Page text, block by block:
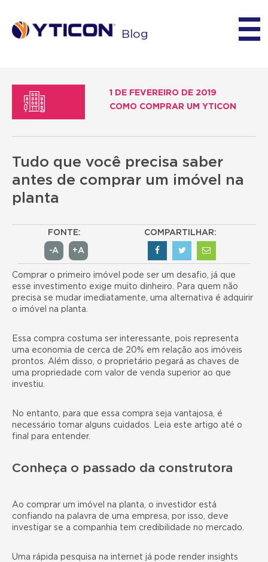
Blog
1 DE FEVEREIRO DE 2019
COMO COMPRAR UM YTICON
Tudo que você precisa saber
antes de comprar um imóvel na
planta
FONTE:
-A +A
COMPARTILHAR:
Comprar o primeiro imóvel pode ser um desafio, já que
esse investimento exige muito dinheiro. Para quem não
precisa se mudar imediatamente, uma alternativa é adquirir
o imóvel na planta.
Essa compra costuma ser interessante, pois representa
uma economia de cerca de 20% em relação aos imóveis
prontos. Além disso, o proprietário pegará as chaves de
uma propriedade com valor de venda superior ao que
investiu.
No entanto, para que essa compra seja vantajosa, é
necessário tomar alguns cuidados. Leia este artigo até o
final para entender.
Conheça o passado da construtora
Ao comprar um imóvel na planta, o investidor está
confiando na palavra de uma empresa, por isso, deve
investigar se a companhia tem credibilidade no mercado.
Uma rápida pesquisa na internet já pode render insights